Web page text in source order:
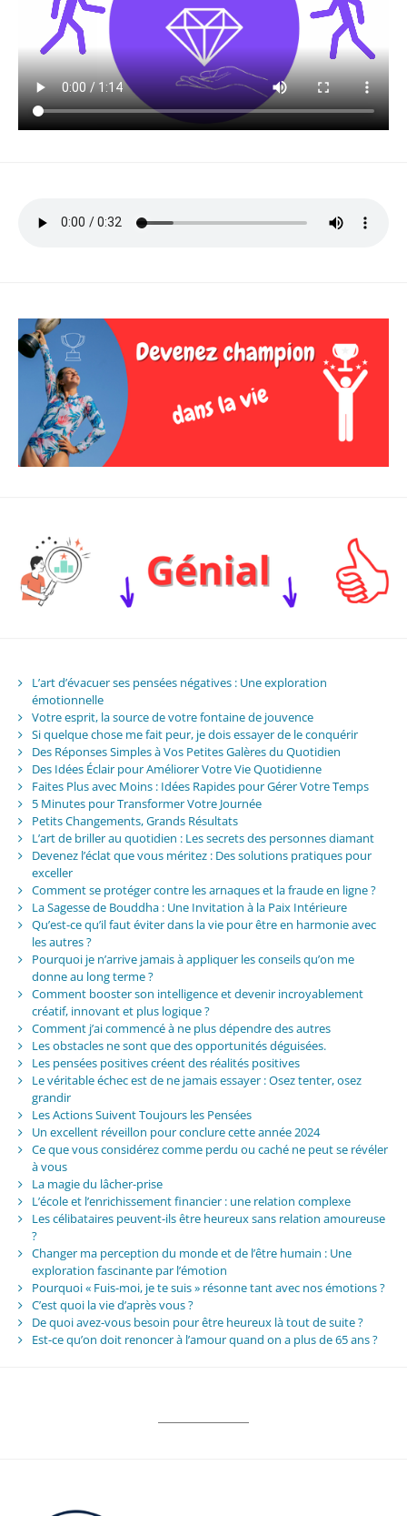
L’art d’évacuer ses pensées négatives : Une exploration
émotionnelle
Votre esprit, la source de votre fontaine de jouvence
Si quelque chose me fait peur, je dois essayer de le conquérir
Des Réponses Simples à Vos Petites Galères du Quotidien
Des Idées Éclair pour Améliorer Votre Vie Quotidienne
Faites Plus avec Moins : Idées Rapides pour Gérer Votre Temps
5 Minutes pour Transformer Votre Journée
Petits Changements, Grands Résultats
L’art de briller au quotidien : Les secrets des personnes diamant
Devenez l’éclat que vous méritez : Des solutions pratiques pour
exceller
Comment se protéger contre les arnaques et la fraude en ligne ?
La Sagesse de Bouddha : Une Invitation à la Paix Intérieure
Qu’est-ce qu’il faut éviter dans la vie pour être en harmonie avec
les autres ?
Pourquoi je n’arrive jamais à appliquer les conseils qu’on me
donne au long terme ?
Comment booster son intelligence et devenir incroyablement
créatif, innovant et plus logique ?
Comment j’ai commencé à ne plus dépendre des autres
Les obstacles ne sont que des opportunités déguisées.
Les pensées positives créent des réalités positives
Le véritable échec est de ne jamais essayer : Osez tenter, osez
grandir
Les Actions Suivent Toujours les Pensées
Un excellent réveillon pour conclure cette année 2024
Ce que vous considérez comme perdu ou caché ne peut se révéler
à vous
La magie du lâcher-prise
L’école et l’enrichissement financier : une relation complexe
Les célibataires peuvent-ils être heureux sans relation amoureuse
?
Changer ma perception du monde et de l’être humain : Une
exploration fascinante par l’émotion
Pourquoi « Fuis-moi, je te suis » résonne tant avec nos émotions ?
C’est quoi la vie d’après vous ?
De quoi avez-vous besoin pour être heureux là tout de suite ?
Est-ce qu’on doit renoncer à l’amour quand on a plus de 65 ans ?